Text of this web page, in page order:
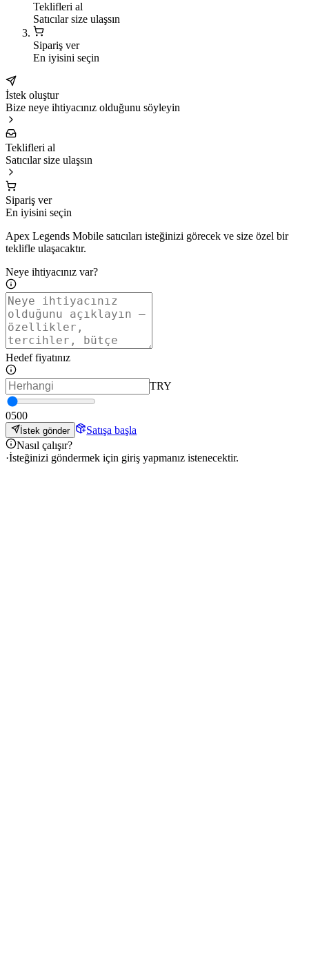
Teklifleri al
Satıcılar size ulaşsın
Sipariş ver
En iyisini seçin
İstek oluştur
Bize neye ihtiyacınız olduğunu söyleyin
Teklifleri al
Satıcılar size ulaşsın
Sipariş ver
En iyisini seçin
Apex Legends Mobile satıcıları isteğinizi görecek ve size özel bir
teklifle ulaşacaktır.
Neye ihtiyacınız var?
Hedef fiyatınız
TRY
0500
İstek gönder
Satışa başla
Nasıl çalışır?
·İsteğinizi göndermek için giriş yapmanız istenecektir.